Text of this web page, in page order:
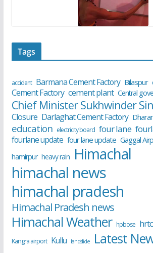
Tags
accident Barmana Cement Factory Bilaspur
Cement Factory cement plant Central
Chief Minister Sukhwinder
Closure Darlaghat Cement Factory
education electricity board four lane
fourlane update four lane update Gaggal
hamirpur heavy rain Himachal
himachal news
himachal pradesh
Himachal Pradesh news
Himachal Weather hpbose hrtc
Kangra airport Kullu landslide Latest